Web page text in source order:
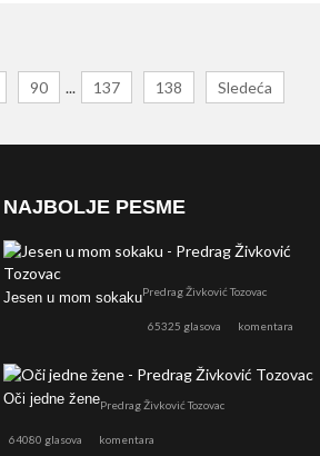
90 ... 137 138 Sledeća
NAJBOLJE PESME
Jesen u mom sokakuPredrag Živković Tozovac
65325 glasova komentara
Oči jedne ženePredrag Živković Tozovac
64080 glasova komentara